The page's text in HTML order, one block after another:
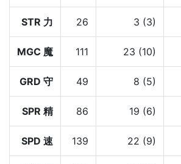
STR 力 26 3 (3)
MGC 魔 111 23 (10)
GRD 守 49 8 (5)
SPR 精 86 19 (6)
SPD 速 139 22 (9)